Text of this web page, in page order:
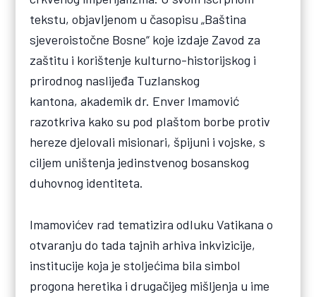
tekstu, objavljenom u časopisu „Baština
sjeveroistočne Bosne“ koje izdaje Zavod za
zaštitu i korištenje kulturno-historijskog i
prirodnog naslijeđa Tuzlanskog
kantona, akademik dr. Enver Imamović
razotkriva kako su pod plaštom borbe protiv
hereze djelovali misionari, špijuni i vojske, s
ciljem uništenja jedinstvenog bosanskog
duhovnog identiteta.
Imamovićev rad tematizira odluku Vatikana o
otvaranju do tada tajnih arhiva inkvizicije,
institucije koja je stoljećima bila simbol
progona heretika i drugačijeg mišljenja u ime